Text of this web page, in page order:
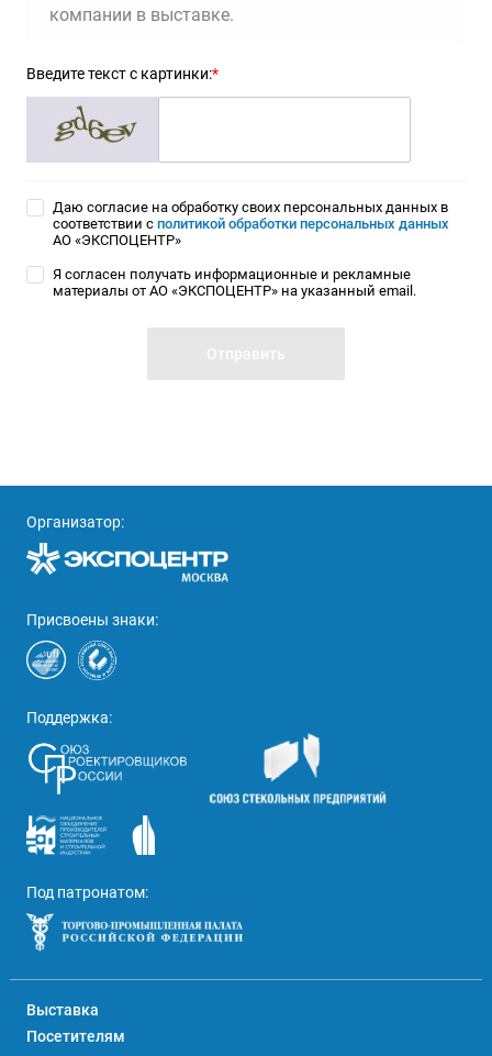
компании в выставке.
Введите текст с картинки:*
Даю согласие на обработку своих персональных данных в
соответствии с политикой обработки персональных данных
АО «ЭКСПОЦЕНТР»
Я согласен получать информационные и рекламные
материалы от АО «ЭКСПОЦЕНТР» на указанный email.
Организатор:
Присвоены знаки:
Поддержка:
Под патронатом:
Выставка
Посетителям